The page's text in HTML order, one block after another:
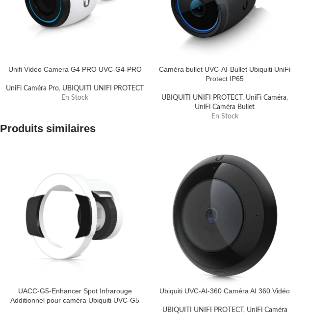
Unifi Video Camera G4 PRO UVC-G4-PRO
UniFi Caméra Pro, UBIQUITI UNIFI PROTECT
En Stock
Caméra bullet UVC-AI-Bullet Ubiquiti UniFi
Protect IP65
UBIQUITI UNIFI PROTECT , UniFi Caméra,
UniFi Caméra Bullet
En Stock
Produits similaires
UACC-G5-Enhancer Spot Infrarouge
Additionnel pour caméra Ubiquiti UVC-G5
Ubiquiti UVC-AI-360 Caméra AI 360 Vidéo
UBIQUITI UNIFI PROTECT , UniFi Caméra